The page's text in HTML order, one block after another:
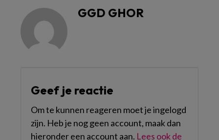
GGD GHOR
Geef je reactie
Om te kunnen reageren moet je ingelogd
zijn. Heb je nog geen account, maak dan
hieronder een account aan. Lees ook de